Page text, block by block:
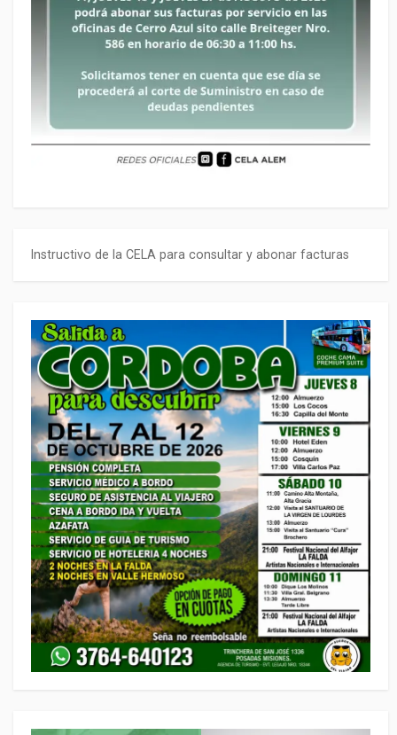
Instructivo de la CELA para consultar y abonar facturas